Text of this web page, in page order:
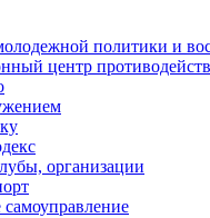
политики и
центр
организации
самоуправление